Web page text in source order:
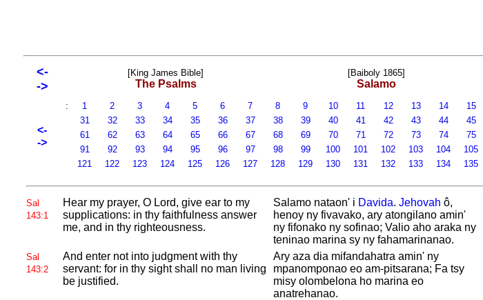
<-
->
[King James Bible]
The Psalms
[Baiboly 1865]
Salamo
<-
->
: 1 2 3 4 5 6 7 8 9 10 11 12 13 14 15
31
32 33 34 35 36 37 38 39 40 41 42 43 44 45
61
62 63 64 65 66 67 68 69 70 71 72 73 74 75
91
92 93 94 95 96 97 98 99 100 101 102 103 104 105
121
122 123 124 125 126 127 128 129 130 131 132 133 134 135
Sal
143:1
Hear my prayer, O Lord, give ear to my
supplications: in thy faithfulness answer
me, and in thy righteousness.
Salamo nataon' i Davida. Jehovah ô,
henoy ny fivavako, ary atongilano amin'
ny fifonako ny sofinao; Valio aho araka ny
teninao marina sy ny fahamarinanao.
Sal
143:2
And enter not into judgment with thy
servant: for in thy sight shall no man living
be justified.
Ary aza dia mifandahatra amin' ny
mpanomponao eo am-pitsarana; Fa tsy
misy olombelona ho marina eo
anatrehanao.